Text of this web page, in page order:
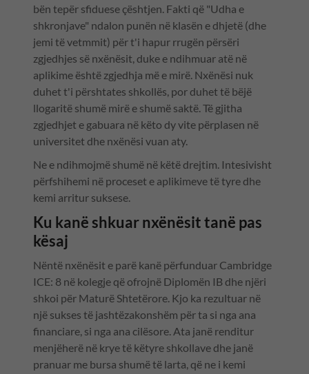
bën tepër sfiduese çështjen. Fakti që "Udha e
shkronjave" ndalon punën në klasën e dhjetë (dhe
jemi të vetmmit) për t'i hapur rrugën përsëri
zgjedhjes së nxënësit, duke e ndihmuar atë në
aplikime është zgjedhja më e mirë. Nxënësi nuk
duhet t'i përshtates shkollës, por duhet të bëjë
llogaritë shumë mirë e shumë saktë. Të gjitha
zgjedhjet e gabuara në këto dy vite përplasen në
universitet dhe nxënësi vuan aty.
Ne e ndihmojmë shumë në këtë drejtim. Intesivisht
përfshihemi në proceset e aplikimeve të tyre dhe
kemi arritur suksese.
Ku kanë shkuar nxënësit tanë pas
kësaj
Nëntë nxënësit e parë kanë përfunduar Cambridge
ICE: 8 në kolegje që ofrojnë Diplomën IB dhe njëri
shkoi për Maturë Shtetërore. Kjo ka rezultuar në
një sukses të jashtëzakonshëm për ta si nga ana
financiare, si nga ana cilësore. Ata janë renditur
menjëherë në krye të këtyre shkollave dhe janë
pranuar me bursa shumë të larta, që ne i kemi